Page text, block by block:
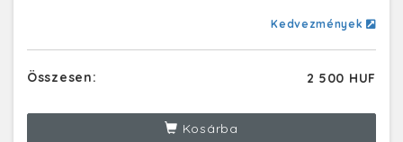
Kedvezmények
Összesen: 2 500 HUF
Kosárba